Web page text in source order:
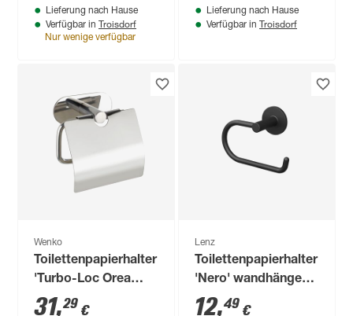
Lieferung nach Hause
Verfügbar in Troisdorf
Nur wenige verfügbar
Lieferung nach Hause
Verfügbar in Troisdorf
Wenko
Toilettenpapierhalter
'Turbo-Loc Orea
Shine' Edelstahl
31,29 €
Lenz
Toilettenpapierhalter
'Nero' wandhängend
schwarz
12,49 €